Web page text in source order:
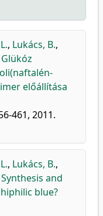
, Lukács, B.,
Glükóz
előállítása
461, 2011.
, Lukács, B.,
Synthesis and
blue?